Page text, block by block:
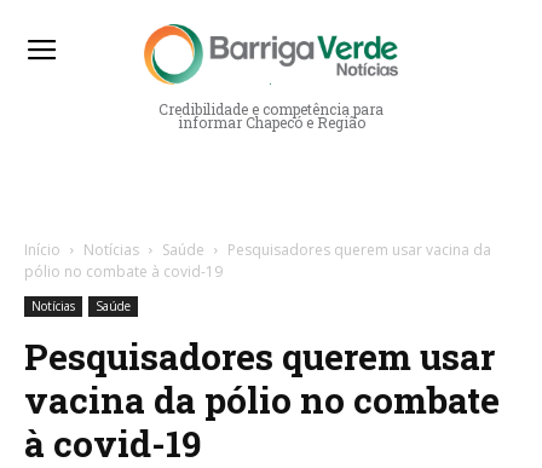
Barriga Verde Notícias
Credibilidade e competência para
informar Chapecó e Região
Início Notícias Saúde
Pesquisadores querem usar vacina da
pólio no combate à covid-19
Notícias Saúde
Pesquisadores querem usar
vacina da pólio no combate
à covid-19